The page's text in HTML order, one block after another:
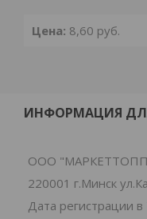
Цена: 8,60 руб.
ИНФОРМАЦИЯ
ООО
220001 г.Минск
Дата регистрации